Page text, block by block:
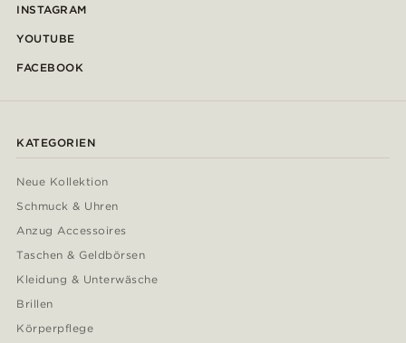
INSTAGRAM
YOUTUBE
FACEBOOK
KATEGORIEN
Neue Kollektion
Schmuck & Uhren
Anzug Accessoires
Taschen & Geldbörsen
Kleidung & Unterwäsche
Brillen
Körperpflege